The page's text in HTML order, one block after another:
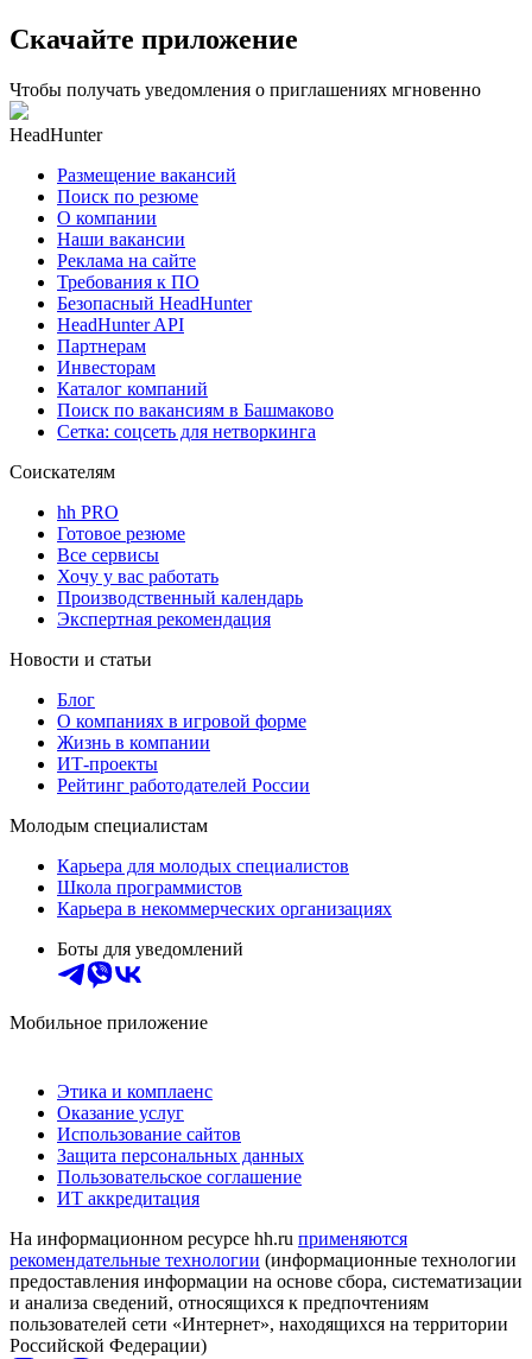
Скачайте приложение
Чтобы получать уведомления о приглашениях мгновенно
HeadHunter
Размещение вакансий
Поиск по резюме
О компании
Наши вакансии
Реклама на сайте
Требования к ПО
Безопасный HeadHunter
HeadHunter API
Партнерам
Инвесторам
Каталог компаний
Поиск по вакансиям в Башмаково
Сетка: соцсеть для нетворкинга
Соискателям
hh PRO
Готовое резюме
Все сервисы
Хочу у вас работать
Производственный календарь
Экспертная рекомендация
Новости и статьи
Блог
О компаниях в игровой форме
Жизнь в компании
ИТ-проекты
Рейтинг работодателей России
Молодым специалистам
Карьера для молодых специалистов
Школа программистов
Карьера в некоммерческих организациях
Боты для уведомлений
Мобильное приложение
Этика и комплаенс
Оказание услуг
Использование сайтов
Защита персональных данных
Пользовательское соглашение
ИТ аккредитация
На информационном ресурсе hh.ru применяются
рекомендательные технологии (информационные технологии
предоставления информации на основе сбора, систематизации
и анализа сведений, относящихся к предпочтениям
пользователей сети «Интернет», находящихся на территории
Российской Федерации)